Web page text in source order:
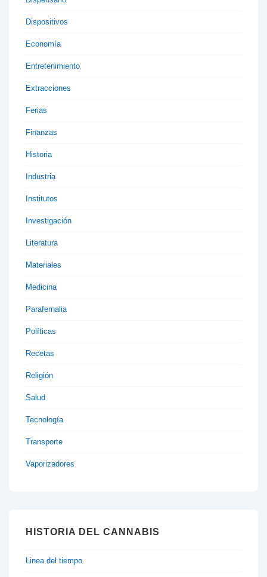
Dispositivos
Economía
Entretenimiento
Extracciones
Ferias
Finanzas
Historia
Industria
Institutos
Investigación
Literatura
Materiales
Medicina
Parafernalia
Políticas
Recetas
Religión
Salud
Tecnología
Transporte
Vaporizadores
HISTORIA DEL CANNABIS
Linea del tiempo